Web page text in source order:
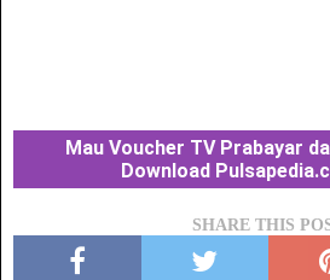
Mau Voucher TV Prabayar
Download
SHARE THIS